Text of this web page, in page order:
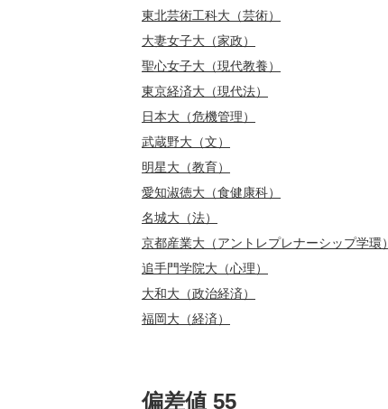
東北芸術工科大（芸術）
大妻女子大（家政）
聖心女子大（現代教養）
東京経済大（現代法）
日本大（危機管理）
武蔵野大（文）
明星大（教育）
愛知淑徳大（食健康科）
名城大（法）
京都産業大（アントレプレナーシップ学環）
追手門学院大（心理）
大和大（政治経済）
福岡大（経済）
偏差値 55